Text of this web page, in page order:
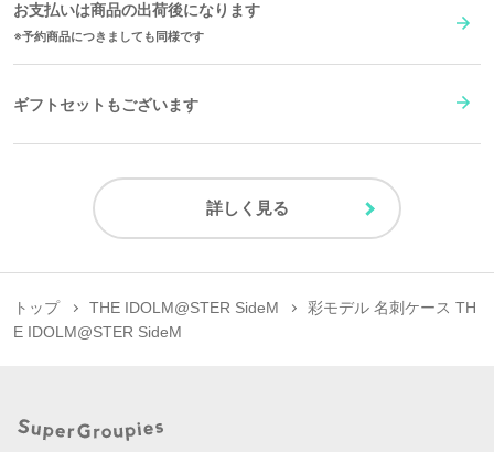
お支払いは商品の出荷後になります
予約商品につきましても同様です
ギフトセットもございます
詳しく見る
トップ THE IDOLM@STER SideM
彩モデル 名刺ケース TH
E IDOLM@STER SideM